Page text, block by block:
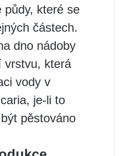
půdy, které se
částech.
dno nádoby
vrstvu, která
vody v
je-li to
pěstováno